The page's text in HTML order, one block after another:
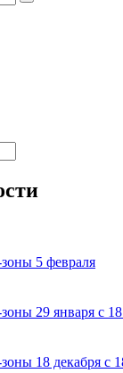
5 февраля
29 января с
18 декабря с